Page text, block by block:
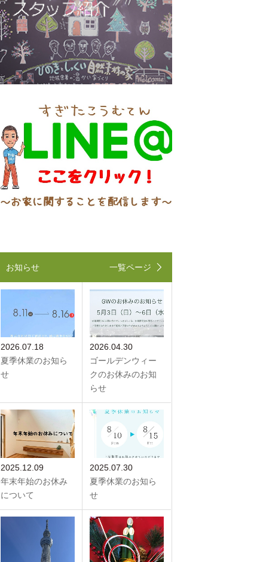
お知らせ 一覧ページ
2026.07.18
夏季休業のお知ら
せ
2026.04.30
ゴールデンウィー
クのお休みのお知
らせ
2025.12.09
年末年始のお休み
について
2025.07.30
夏季休業のお知ら
せ